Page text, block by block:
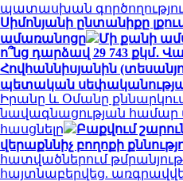
պատասխան
Սիմոնյանի ընտանիքը
ամառանոցը
Մի քանի
ո՞նց դարձավ 29 743 քկմ․
Հովհաննիսյանին
պետական
Իրանը և Օմանը քննարկում
նավագնացության համար
հասցնելը
Բաքվում
վերաքննիչ բողոքի
հատվածներում
հայտնաբերվեց.